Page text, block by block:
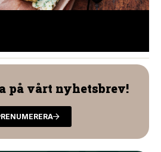
på vårt nyhetsbrev!